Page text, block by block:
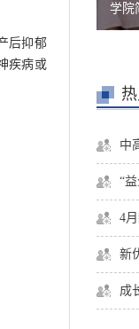
后抑郁
疾病或
学院
4
新